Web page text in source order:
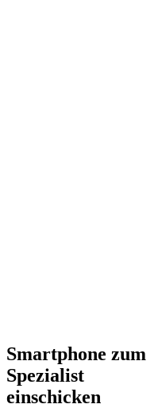
Smartphone zum
Spezialist
einschicken